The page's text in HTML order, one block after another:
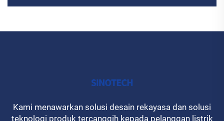
Kami menawarkan solusi desain rekayasa dan solusi
teknologi produk tercanggih kepada pelanggan listrik